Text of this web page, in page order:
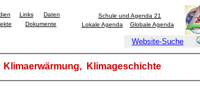
Links
Daten
Dokumente
Schule und Agenda 21
Lokale Agenda
Globale Agenda
Website-Suche
Klimageschichte